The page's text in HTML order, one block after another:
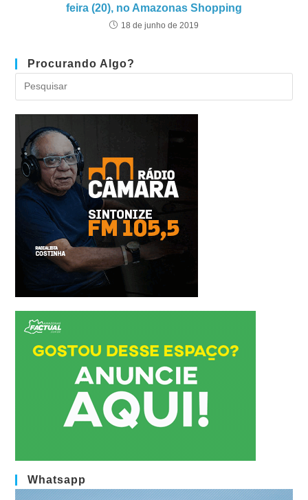
feira (20), no Amazonas Shopping
18 de junho de 2019
Procurando Algo?
Whatsapp